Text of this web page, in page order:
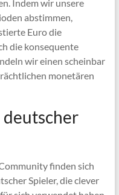
Indem wir unsere
abstimmen,
Euro die
die konsequente
wir einen scheinbar
monetären
deutscher
finden sich
Spieler, die clever